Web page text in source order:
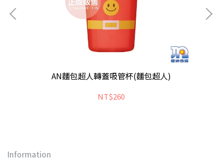
AN麵包超人轉蓋吸管杯(麵包超人)
NT$260
Information